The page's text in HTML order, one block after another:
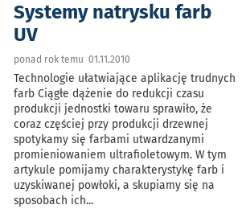
Systemy natrysku farb
UV
ponad rok temu 01.11.2010
Technologie ułatwiające aplikację trudnych
farb Ciągłe dążenie do redukcji czasu
produkcji jednostki towaru sprawiło, że
coraz częściej przy produkcji drzewnej
spotykamy się farbami utwardzanymi
promieniowaniem ultrafioletowym. W tym
artykule pomijamy charakterystykę farb i
uzyskiwanej powłoki, a skupiamy się na
sposobach ich...